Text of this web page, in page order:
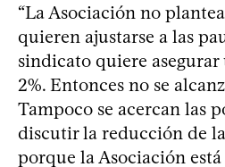
“La Asociación no
quieren ajustarse a las
sindicato quiere
2%. Entonces no se
Tampoco se acercan las
discutir la reducción de
porque la Asociación